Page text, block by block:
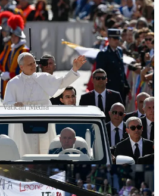
Vatican Media
es la hora del amor! La caridad de Dios,
nosotros, es el corazón del Evangelio.
hoy podemos preguntarnos: si esta
«¿no parece que acabaría por
lucha allí donde ella entrara en vigor en
Rerum novarum, 20).